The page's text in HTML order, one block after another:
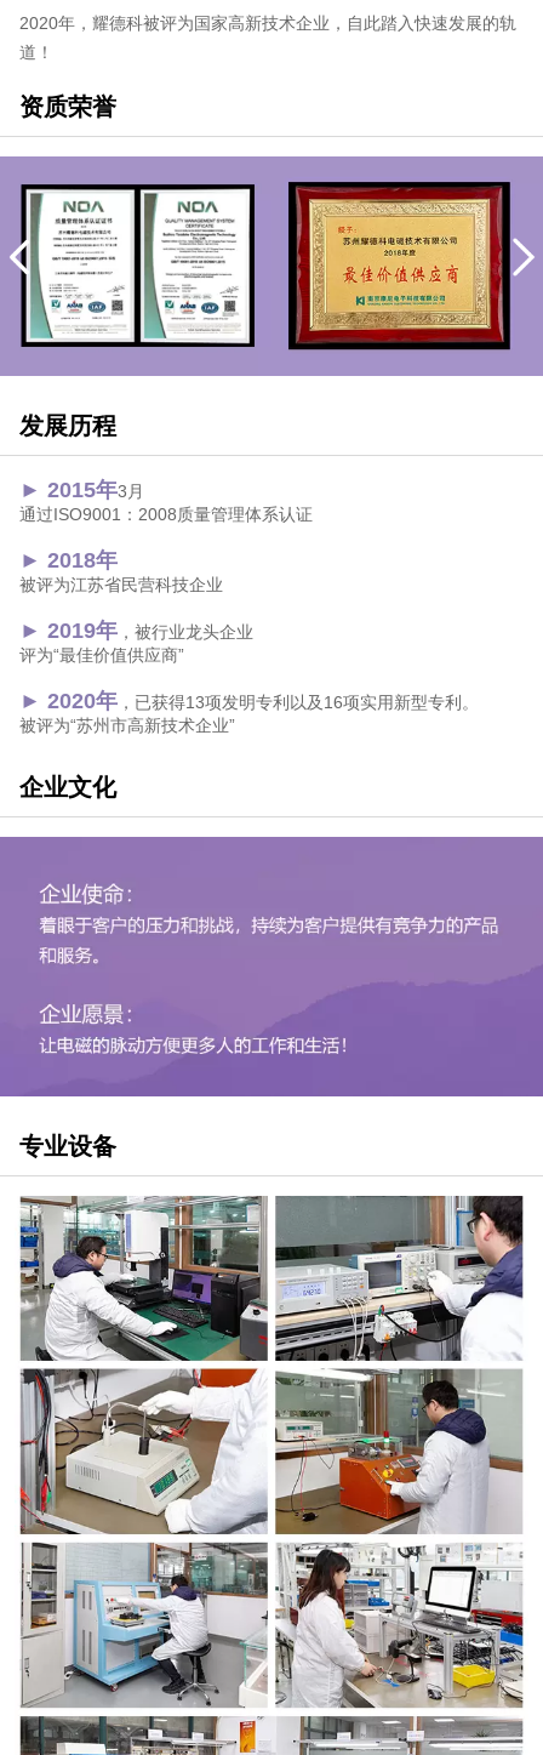
2020年，耀德科被评为国家高新技术企业，自此踏入快速发展的轨
道！
资质荣誉
发展历程
► 2015年3月
通过ISO9001：2008质量管理体系认证
► 2018年
被评为江苏省民营科技企业
► 2019年 ，被行业龙头企业
评为“最佳价值供应商”
► 2020年 ，已获得13项发明专利以及16项实用新型专利。
被评为“苏州市高新技术企业”
企业文化
专业设备